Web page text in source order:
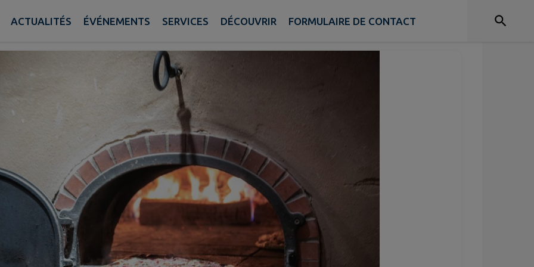
ACTUALITÉS ÉVÉNEMENTS SERVICES DÉCOUVRIR FORMULAIRE DE CONTACT